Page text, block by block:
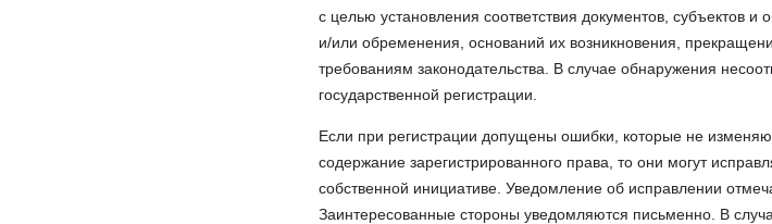
с целью установления соответствия документов, субъектов
и/или обременения, оснований их возникновения,
требованиям законодательства. В случае обнаружения
государственной регистрации.
Если при регистрации допущены ошибки, которые не
содержание зарегистрированного права, то они могут
собственной инициативе. Уведомление об исправлении
Заинтересованные стороны уведомляются письменно. В